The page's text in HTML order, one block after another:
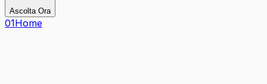
Ascolta Ora
01Home